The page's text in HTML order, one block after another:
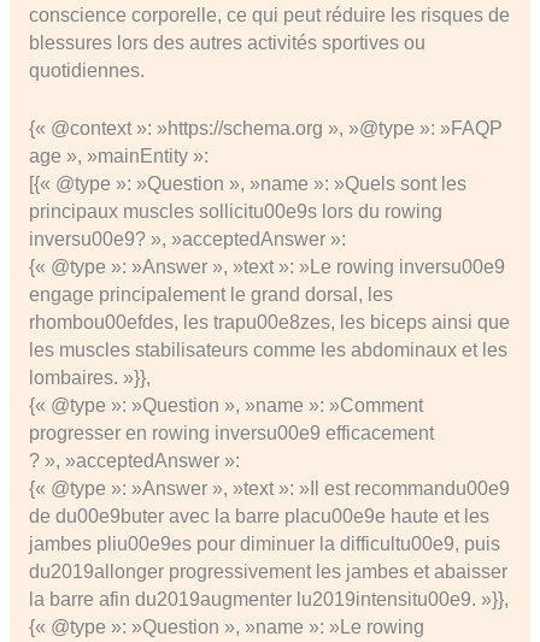
conscience corporelle, ce qui peut réduire les risques de
blessures lors des autres activités sportives ou
quotidiennes.
{« @context »: »https://schema.org », »@type »: »FAQP
age », »mainEntity »:
[{« @type »: »Question », »name »: »Quels sont les
principaux muscles sollicitu00e9s lors du rowing
inversu00e9? », »acceptedAnswer »:
{« @type »: »Answer », »text »: »Le rowing inversu00e9
engage principalement le grand dorsal, les
rhombou00efdes, les trapu00e8zes, les biceps ainsi que
les muscles stabilisateurs comme les abdominaux et les
lombaires. »}},
{« @type »: »Question », »name »: »Comment
progresser en rowing inversu00e9 efficacement
? », »acceptedAnswer »:
{« @type »: »Answer », »text »: »Il est recommandu00e9
de du00e9buter avec la barre placu00e9e haute et les
jambes pliu00e9es pour diminuer la difficultu00e9, puis
du2019allonger progressivement les jambes et abaisser
la barre afin du2019augmenter lu2019intensitu00e9. »}},
{« @type »: »Question », »name »: »Le rowing